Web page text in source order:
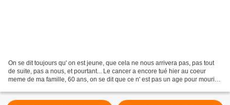
On se dit toujours qu' on est jeune, que cela ne nous arrivera pas, pas tout
de suite, pas a nous, et pourtant... Le cancer a encore tué hier au coeur
meme de ma famille, 60 ans, on se dit que ce n' est pas un age pour mourir...